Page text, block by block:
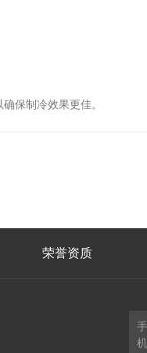
保制冷效果更佳。
荣誉资质
手
机